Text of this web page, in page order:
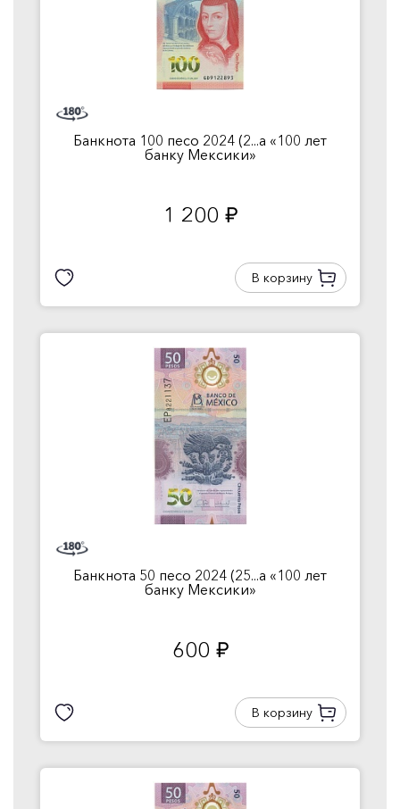
Банкнота 100 песо 2024 (2...а «100 лет
банку Мексики»
1 200 руб.
В корзину
Банкнота 50 песо 2024 (25...а «100 лет
банку Мексики»
600 руб.
В корзину